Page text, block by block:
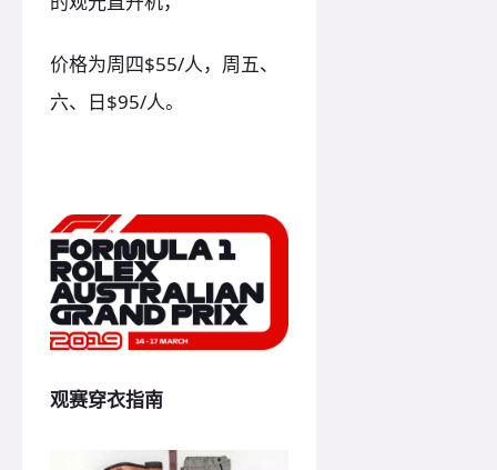
价格为周四$55/人，周五、
六、日$95/人。
观赛穿衣指南